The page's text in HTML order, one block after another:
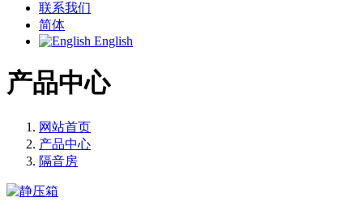
联系我们
简体
English
产品中心
网站首页
产品中心
隔音房